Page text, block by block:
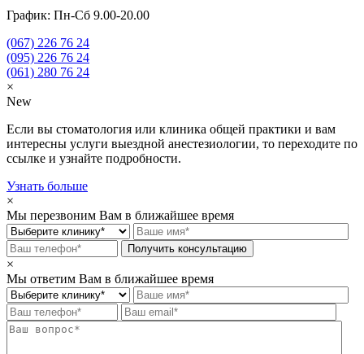
График: Пн-Сб 9.00-20.00
(067) 226 76 24
(095) 226 76 24
(061) 280 76 24
×
New
Если вы стоматология или клиника общей практики и вам
интересны услуги выездной анестезиологии, то переходите по
ссылке и узнайте подробности.
Узнать больше
×
Мы перезвоним Вам в ближайшее время
×
Мы ответим Вам в ближайшее время